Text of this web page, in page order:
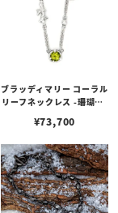
ブラッディマリー コーラル
リーフネックレス -珊瑚礁-
¥73,700